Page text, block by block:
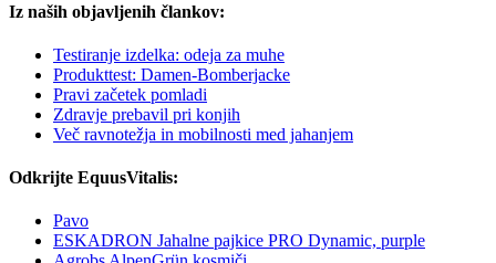
Iz naših objavljenih člankov:
Testiranje izdelka: odeja za muhe
Produkttest: Damen-Bomberjacke
Pravi začetek pomladi
Zdravje prebavil pri konjih
Več ravnotežja in mobilnosti med jahanjem
Odkrijte EquusVitalis:
Pavo
ESKADRON Jahalne pajkice PRO Dynamic, purple